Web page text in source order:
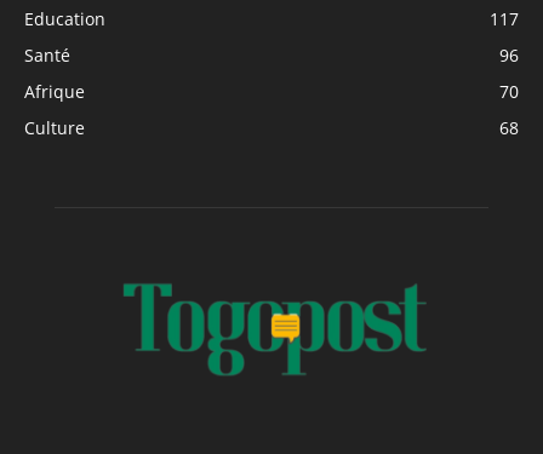
Education
117
Santé
96
Afrique
70
Culture
68